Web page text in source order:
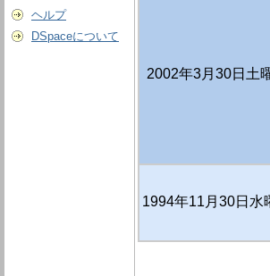
ヘルプ
DSpaceについて
2002年3月30日土
1994年11月30日水